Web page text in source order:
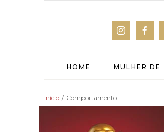
HOME MULHER DE
Início / Comportamento